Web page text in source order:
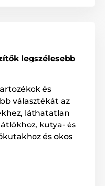
legszélesebb
és
választékát az
láthatatlan
kutya- és
és okos